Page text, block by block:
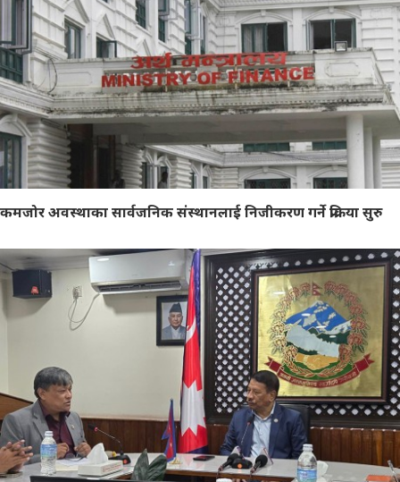
कमजोर अवस्थाका सार्वजनिक संस्थानलाई निजीकरण गर्ने प्रक्रिया सुरु